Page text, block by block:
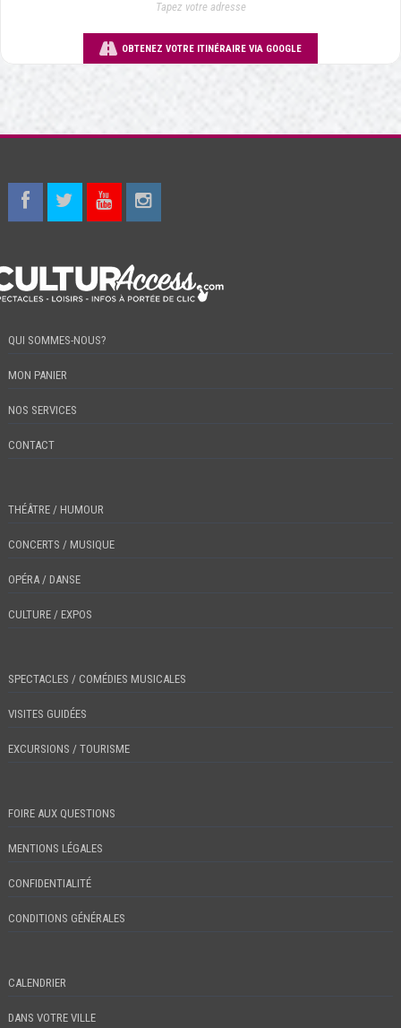
OBTENEZ VOTRE ITINÉRAIRE VIA GOOGLE
QUI SOMMES-NOUS?
MON PANIER
NOS SERVICES
CONTACT
THÉÂTRE / HUMOUR
CONCERTS / MUSIQUE
OPÉRA / DANSE
CULTURE / EXPOS
SPECTACLES / COMÉDIES MUSICALES
VISITES GUIDÉES
EXCURSIONS / TOURISME
FOIRE AUX QUESTIONS
MENTIONS LÉGALES
CONFIDENTIALITÉ
CONDITIONS GÉNÉRALES
CALENDRIER
DANS VOTRE VILLE